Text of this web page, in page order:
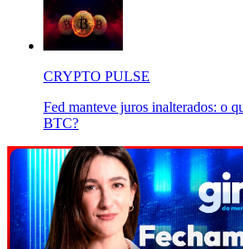
CRYPTO PULSE
Fed manteve juros inalterados: o
BTC?